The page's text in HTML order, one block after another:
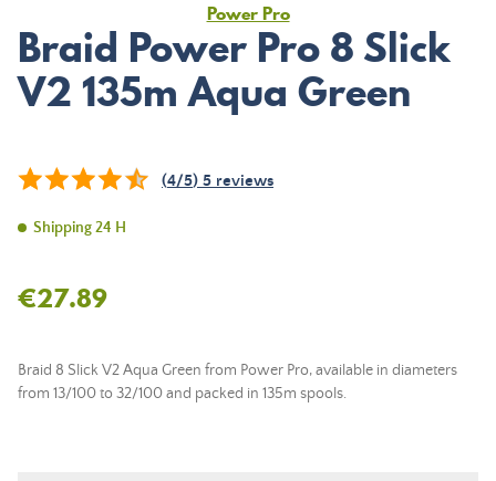
Power Pro
Braid Power Pro 8 Slick
V2 135m Aqua Green
(4/5) 5 reviews
Shipping 24 H
€27.89
Braid 8 Slick V2 Aqua Green from Power Pro, available in diameters
from 13/100 to 32/100 and packed in 135m spools.